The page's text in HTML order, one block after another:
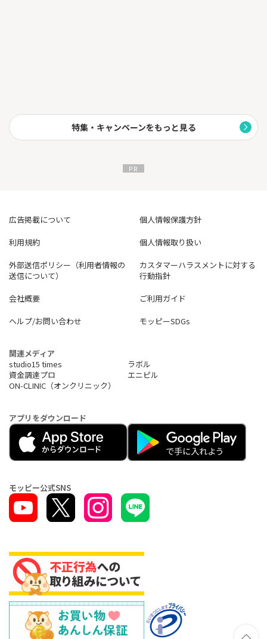
※対象ショップ：Amazon・Yahoo!ショッピング・UberEats・
ヨドバシカメラなど
・国内外29カ所の空港ラウンジを同伴者も無料で利用可能
特集・キャンペーンをもっと見る
広告掲載について
個人情報保護方針
利用規約
個人情報取り扱い
外部送信ポリシー（利用者情報の
送信について）
カスタマーハラスメントに対する
行動指針
会社概要
ご利用ガイド
ヘルプ/お問い合わせ
モッピーSDGs
関連メディア
studio15 times
ラボル
資金調達プロ
エニピル
ON-CLINIC（オンクリニック）
アプリをダウンロード
モッピー公式SNS